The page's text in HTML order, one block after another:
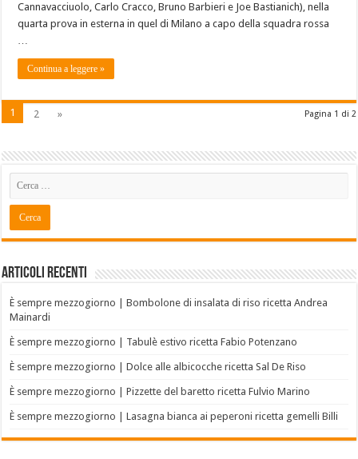
Cannavacciuolo, Carlo Cracco, Bruno Barbieri e Joe Bastianich), nella
quarta prova in esterna in quel di Milano a capo della squadra rossa
…
Continua a leggere »
Pagina 1 di 2
1 2 »
Articoli recenti
È sempre mezzogiorno | Bombolone di insalata di riso ricetta Andrea
Mainardi
È sempre mezzogiorno | Tabulè estivo ricetta Fabio Potenzano
È sempre mezzogiorno | Dolce alle albicocche ricetta Sal De Riso
È sempre mezzogiorno | Pizzette del baretto ricetta Fulvio Marino
È sempre mezzogiorno | Lasagna bianca ai peperoni ricetta gemelli Billi